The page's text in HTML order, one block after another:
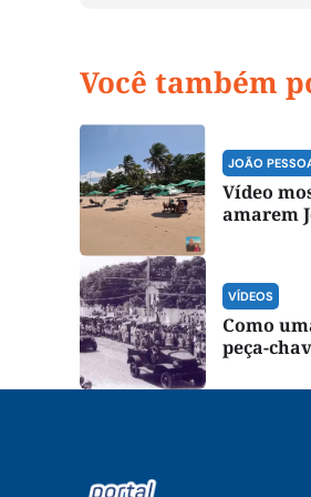
Você também
JOÃO
Vídeo
amarem
VÍDEOS
Como
peça-